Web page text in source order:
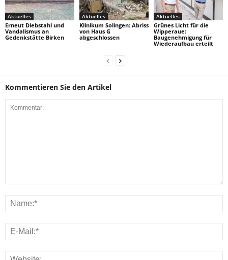
Aktuelles
Erneut Diebstahl und
Vandalismus an
Gedenkstätte Birken
Aktuelles
Klinikum Solingen: Abriss
von Haus G
abgeschlossen
Aktuelles
Grünes Licht für die
Wipperaue:
Baugenehmigung für
Wiederaufbau erteilt
Kommentieren Sie den Artikel